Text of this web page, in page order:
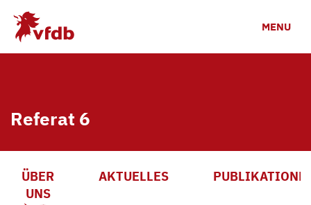
Zum Hauptinhalt
MENU
Referat 6
ÜBER
UNS
AKTUELLES